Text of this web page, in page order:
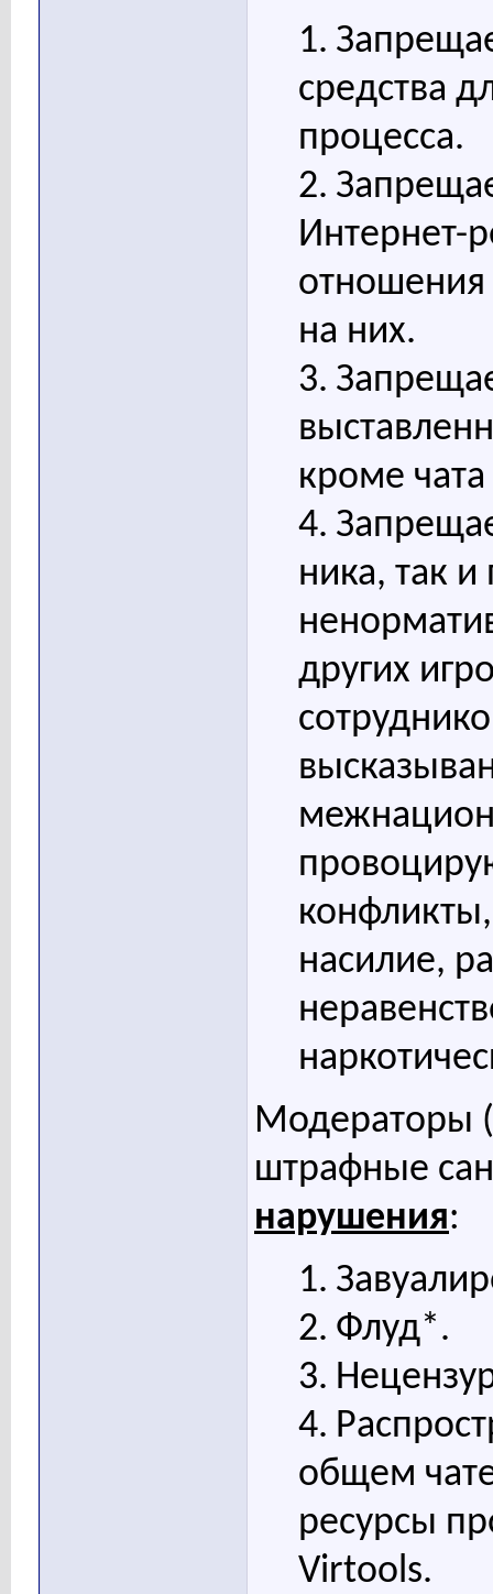
1.
средства
процесса.
2.
Интернет-
на них.
3.
кроме
4.
ника, так
других
насилие,
Модераторы
штрафные
нарушения:
1.
2. Флуд*.
3.
4.
общем
ресурсы
Virtools.